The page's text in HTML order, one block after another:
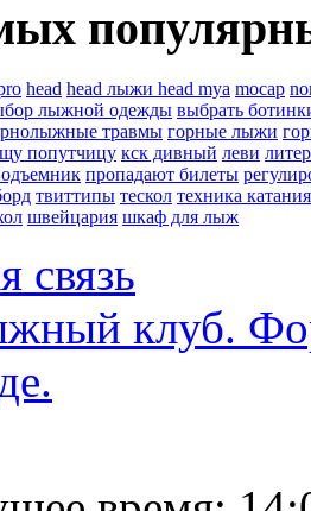
head head лыжи head mya mocap
лыжной одежды выбрать
травмы горные лыжи
попутчицу кск дивный леви
пропадают билеты
твиттипы тескол техника катания
швейцария шкаф для лыж
связь
клуб.